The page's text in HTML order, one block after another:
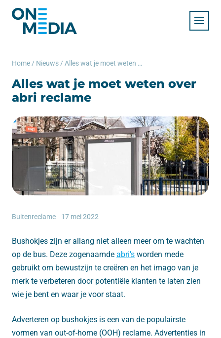
Home / Nieuws / Alles wat je moet weten over abri reclame
Alles wat je moet weten over
abri reclame
Buitenreclame 17 mei 2022
Bushokjes zijn er allang niet alleen meer om te wachten
op de bus. Deze zogenaamde abri’s worden mede
gebruikt om bewustzijn te creëren en het imago van je
merk te verbeteren door potentiële klanten te laten zien
wie je bent en waar je voor staat.
Adverteren op bushokjes is een van de populairste
vormen van out-of-home (OOH) reclame. Advertenties in